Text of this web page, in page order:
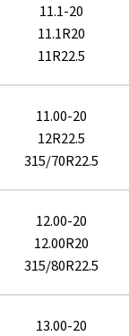
11.1-20
11.1R20
11R22.5
11.00-20
12R22.5
315/70R22.5
12.00-20
12.00R20
315/80R22.5
13.00-20